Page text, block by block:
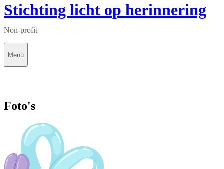
Stichting licht op herinnering
Non-profit
Menu
Foto's